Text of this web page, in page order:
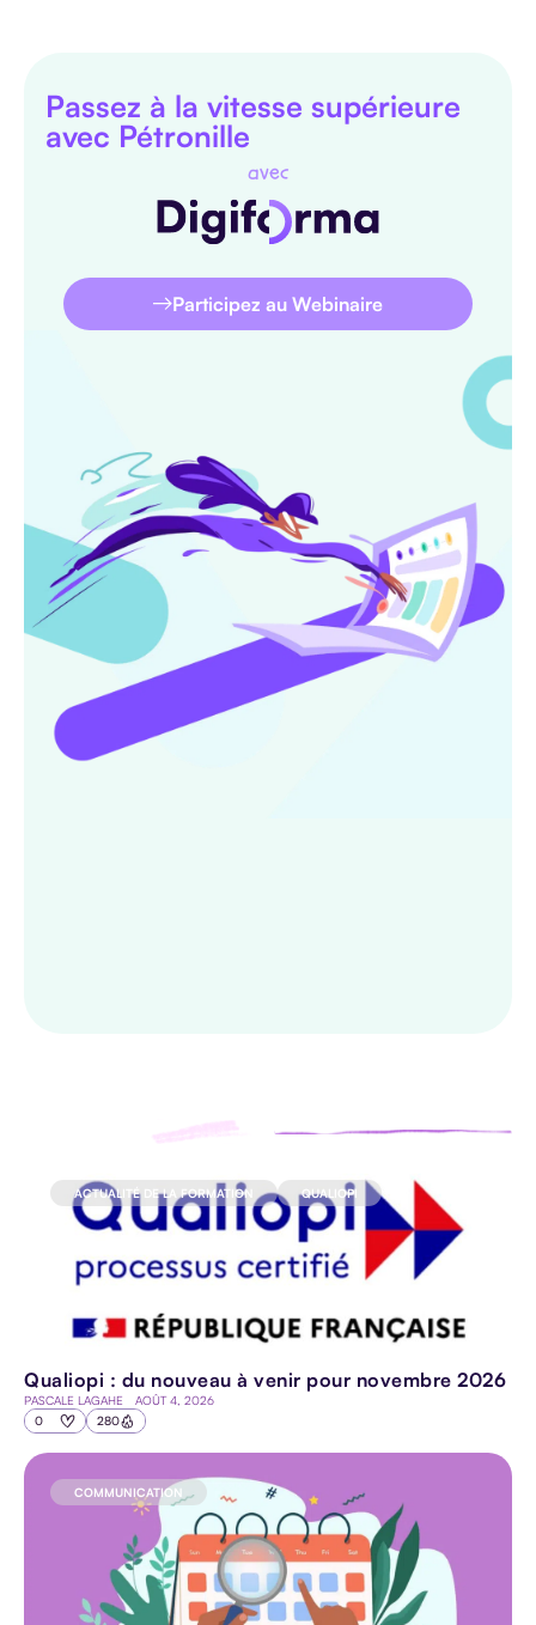
Passez à la vitesse supérieure
avec Pétronille
avec
Participez au Webinaire
Qualiopi : du nouveau à venir pour novembre 2026
PASCALE LAGAHE AOÛT 4, 2026
ACTUALITÉ DE LA FORMATION QUALIOPI
0 280
COMMUNICATION